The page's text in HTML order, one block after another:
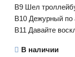
B9 Шел
B10 Дежурный по
B11 Давайте
В наличии